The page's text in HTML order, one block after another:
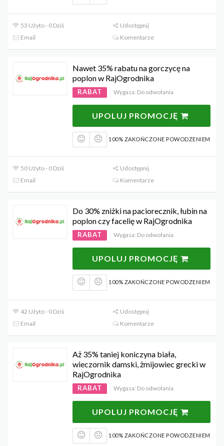
53 Użyto - 0 Dziś
Udostępnij
Email
Komentarze
Nawet 35% rabatu na gorczycę na
poplon w RajOgrodnika
RABAT Wygasa: Do odwołania
UPOLUJ PROMOCJĘ
100% ZAKOŃCZONE POWODZENIEM
50 Użyto - 0 Dziś
Udostępnij
Email
Komentarze
Do 30% zniżki na paciorecznik, łubin na
poplon czy facelię w RajOgrodnika
RABAT Wygasa: Do odwołania
UPOLUJ PROMOCJĘ
100% ZAKOŃCZONE POWODZENIEM
42 Użyto - 0 Dziś
Udostępnij
Email
Komentarze
Aż 35% taniej koniczyna biała,
wieczornik damski, żmijowiec grecki w
RajOgrodnika
RABAT Wygasa: Do odwołania
UPOLUJ PROMOCJĘ
100% ZAKOŃCZONE POWODZENIEM